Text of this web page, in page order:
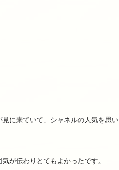
に来ていて、シャネルの人気を思い
が伝わりとてもよかったです。